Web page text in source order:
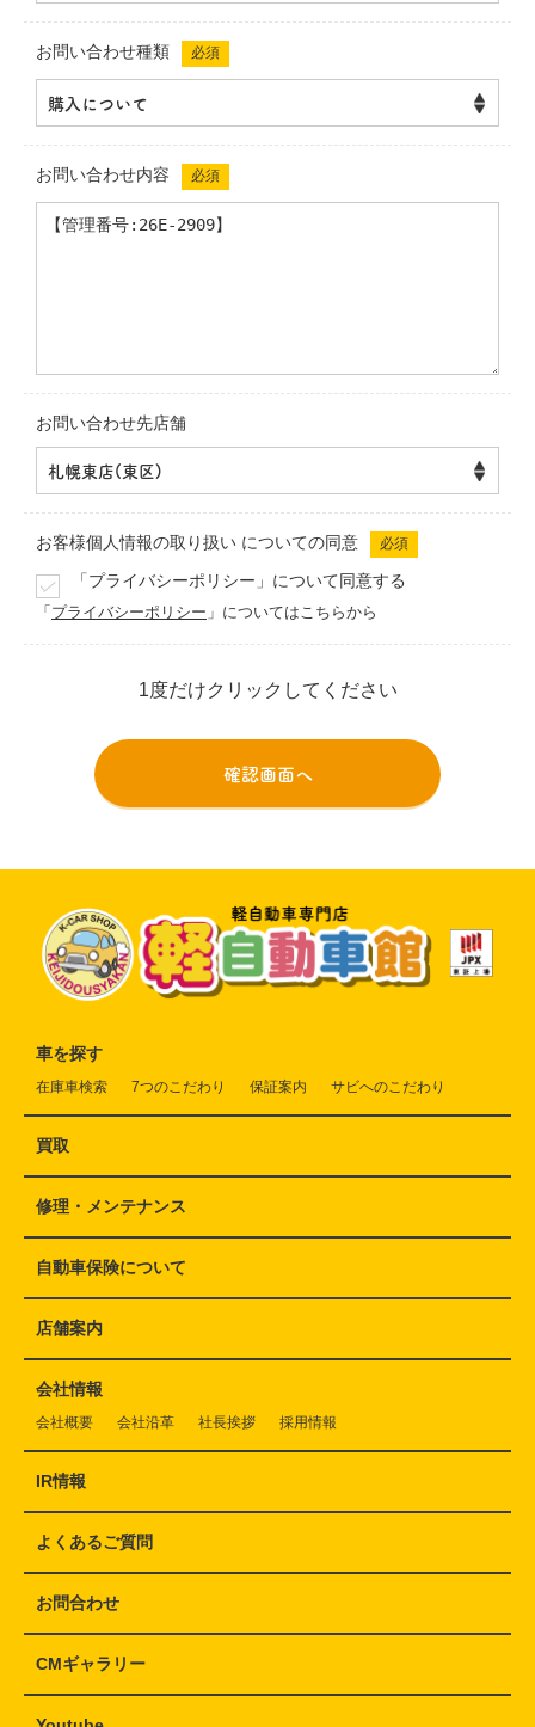
お問い合わせ種類 必須
お問い合わせ内容 必須
お問い合わせ先店舗
お客様個人情報の取り扱い についての同意 必須
「プライバシーポリシー」について同意する
「 プライバシーポリシー 」についてはこちらから
1度だけクリックしてください
車を探す
在庫車検索 7つのこだわり 保証案内 サビへのこだわり
買取
修理・メンテナンス
自動車保険について
店舗案内
会社情報
会社概要 会社沿革 社長挨拶 採用情報
IR情報
よくあるご質問
お問合わせ
CMギャラリー